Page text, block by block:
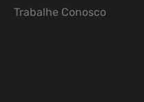
Trabalhe Conosco